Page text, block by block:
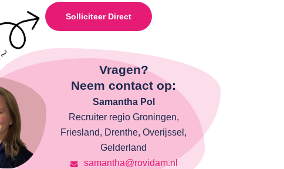
Solliciteer Direct
Vragen?
Neem contact op:
Samantha Pol
Recruiter regio Groningen,
Friesland, Drenthe, Overijssel,
Gelderland
samantha@rovidam.nl